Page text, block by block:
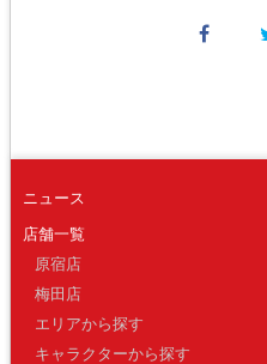
ニュース
店舗一覧
原宿店
梅田店
エリアから探す
キャラクターから探す